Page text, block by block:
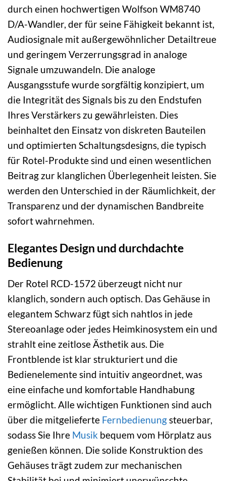
durch einen hochwertigen Wolfson WM8740
D/A-Wandler, der für seine Fähigkeit bekannt ist,
Audiosignale mit außergewöhnlicher Detailtreue
und geringem Verzerrungsgrad in analoge
Signale umzuwandeln. Die analoge
Ausgangsstufe wurde sorgfältig konzipiert, um
die Integrität des Signals bis zu den Endstufen
Ihres Verstärkers zu gewährleisten. Dies
beinhaltet den Einsatz von diskreten Bauteilen
und optimierten Schaltungsdesigns, die typisch
für Rotel-Produkte sind und einen wesentlichen
Beitrag zur klanglichen Überlegenheit leisten. Sie
werden den Unterschied in der Räumlichkeit, der
Transparenz und der dynamischen Bandbreite
sofort wahrnehmen.
Elegantes Design und durchdachte
Bedienung
Der Rotel RCD-1572 überzeugt nicht nur
klanglich, sondern auch optisch. Das Gehäuse in
elegantem Schwarz fügt sich nahtlos in jede
Stereoanlage oder jedes Heimkinosystem ein und
strahlt eine zeitlose Ästhetik aus. Die
Frontblende ist klar strukturiert und die
Bedienelemente sind intuitiv angeordnet, was
eine einfache und komfortable Handhabung
ermöglicht. Alle wichtigen Funktionen sind auch
über die mitgelieferte Fernbedienungsteuerbar,
sodass Sie Ihre Musik bequem vom Hörplatz aus
genießen können. Die solide Konstruktion des
Gehäuses trägt zudem zur mechanischen